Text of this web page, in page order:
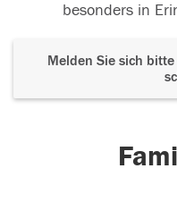
besonders in
Melden Sie sich